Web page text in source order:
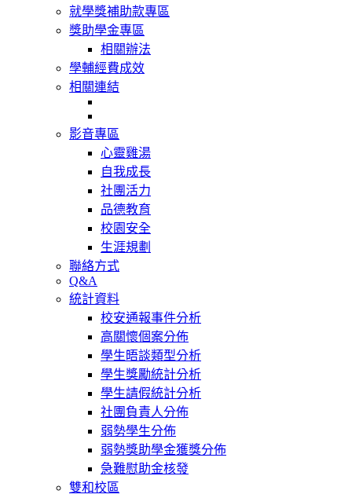
就學獎補助款專區
獎助學金專區
相關辦法
學輔經費成效
相關連結
影音專區
心靈雞湯
自我成長
社團活力
品德教育
校園安全
生涯規劃
聯絡方式
Q&A
統計資料
校安通報事件分析
高關懷個案分佈
學生晤談類型分析
學生獎勵統計分析
學生請假統計分析
社團負責人分佈
弱勢學生分佈
弱勢獎助學金獲獎分佈
急難慰助金核發
雙和校區